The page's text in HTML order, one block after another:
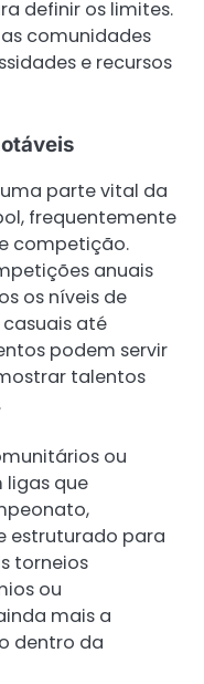
definir os limites.
comunidades
e recursos
parte vital da
frequentemente
competição.
anuais
os níveis de
até
podem servir
talentos
ou
ligas que
estruturado para
torneios
ou
mais a
dentro da